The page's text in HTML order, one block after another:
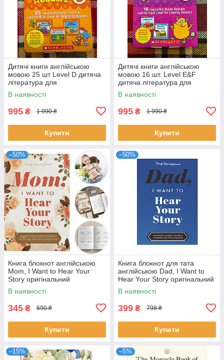
Дитячі книги англійською
мовою 25 шт Level D дитяча
література для
дітей розвивальний набір з
англійської
В наявності
995 ₴ 1 990 ₴
Купити
Дитячі книги англійською
мовою 16 шт. Level E&F
дитяча література для
дітей розвивальний набір з
англійської
В наявності
995 ₴ 1 990 ₴
Купити
–50%
Книга блокнот англійською
Mom, I Want to Hear Your
Story оригінальний
подарунок мамі з квітковою
обкладинкою Memory book
В наявності
345 ₴ 690 ₴
Купити
–50%
Книга блокнот для тата
англійською Dad, I Want to
Hear Your Story оригінальний
подарунок татові з м'якою
обкладинкою Memory book
В наявності
399 ₴ 798 ₴
Купити
–15% –5%